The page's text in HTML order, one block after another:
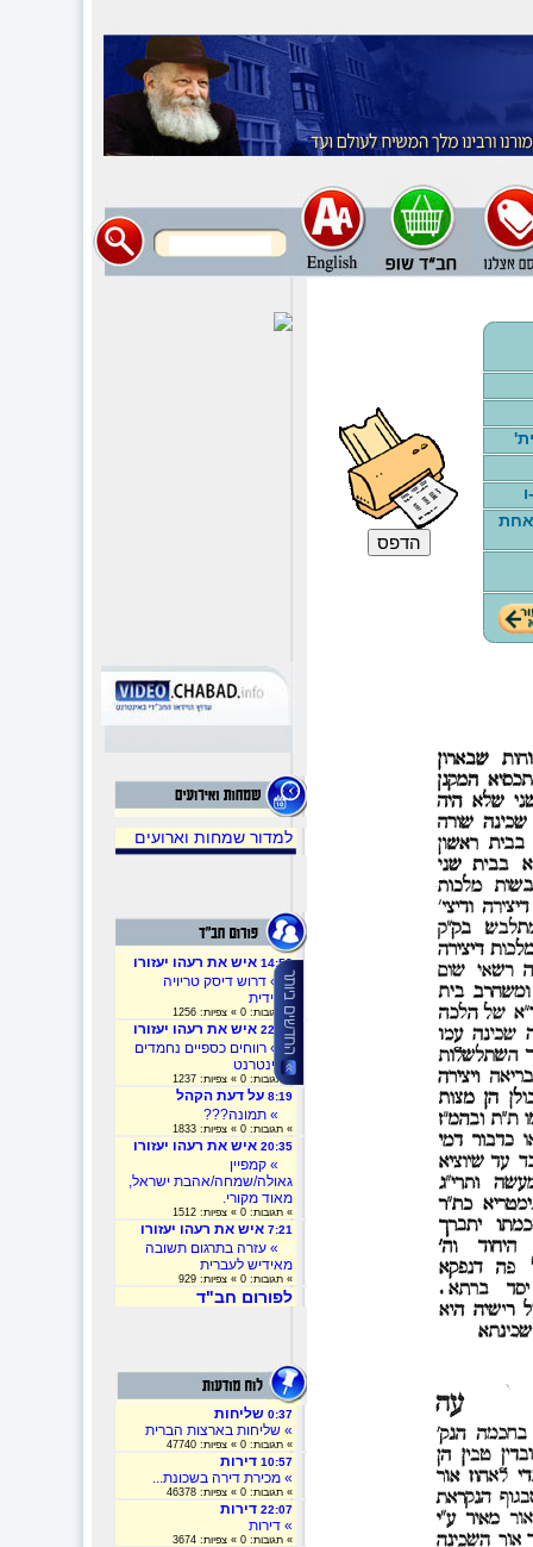
אחת
למדור שמחות וארועים
14:53 איש את רעהו יעזורו
»
» דרוש דיסק טריויה
חסידית
» תגובות: 0 » צפיות: 1256
22:32 איש את רעהו יעזורו
»
» רווחים כספיים נחמדים
באינטרנט
» תגובות: 0 » צפיות: 1237
8:19 על דעת הקהל
» » תמונה???
» תגובות: 0 » צפיות: 1833
20:35 איש את רעהו יעזורו
» » קמפיין
גאולה/שמחה/אהבת ישראל,
מאוד מקורי.
» תגובות: 0 » צפיות: 1512
7:21 איש את רעהו יעזורו
» » עזרה בתרגום תשובה
מאידיש לעברית
» תגובות: 0 » צפיות: 929
לפורום חב"ד
0:37 שליחות
» שליחות בארצות הברית
» תגובות: 0 » צפיות: 47740
10:57 דירות
» מכירת דירה בשכונת...
» תגובות: 0 » צפיות: 46378
22:07 דירות
» דירות
» תגובות: 0 » צפיות: 3674